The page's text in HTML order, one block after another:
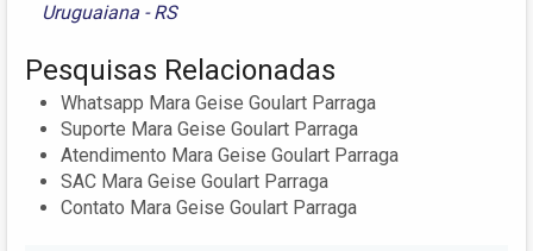
Uruguaiana - RS
Pesquisas Relacionadas
Whatsapp Mara Geise Goulart Parraga
Suporte Mara Geise Goulart Parraga
Atendimento Mara Geise Goulart Parraga
SAC Mara Geise Goulart Parraga
Contato Mara Geise Goulart Parraga